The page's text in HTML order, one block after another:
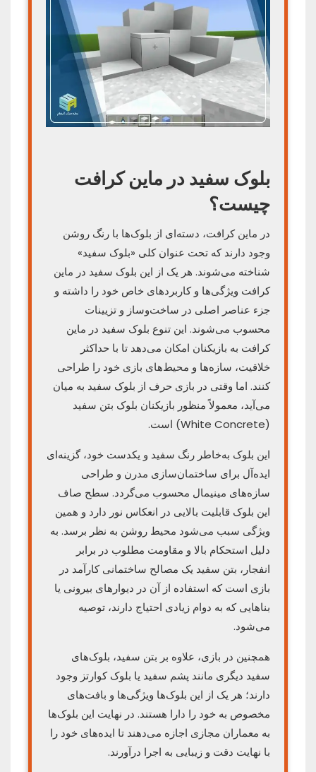
بلوک سفید در ماین کرافت
چیست؟
در ماین کرافت، دسته‌ای از بلوک‌ها با رنگ روشن
وجود دارند که تحت عنوان کلی «بلوک سفید»
شناخته می‌شوند. هر یک از این بلوک‌ سفید در ماین
کرافت ویژگی‌ها و کاربردهای خاص خود را داشته و
جزء عناصر اصلی در ساخت‌وساز و تزیینات
محسوب می‌شوند. این تنوع بلوک‌ سفید در ماین
کرافت به بازیکنان امکان می‌دهد تا با حداکثر
خلاقیت، سازه‌ها و محیط‌های بازی خود را طراحی
کنند. اما وقتی در بازی حرف از بلوک سفید به میان
می‌آید، معمولاً منظور بازیکنان بلوک بتن سفید
(White Concrete) است.
این بلوک به‌خاطر رنگ سفید و یکدست خود، گزینه‌ای
ایده‌آل برای ساختمان‌سازی مدرن و طراحی
سازه‌های مینیمال محسوب می‌گردد. سطح صاف
این بلوک قابلیت بالایی در انعکاس نور دارد و همین
ویژگی سبب می‌شود محیط روشن به نظر برسد. به
دلیل استحکام بالا و مقاومت مطلوب در برابر
انفجار، بتن سفید یک مصالح ساختمانی کارآمد در
بازی است که استفاده از آن در دیوارهای بیرونی یا
بناهایی که به دوام زیادی احتیاج دارند، توصیه
می‌شود.
همچنین در بازی، علاوه بر بتن سفید، بلوک‌های
سفید دیگری مانند پشم سفید یا بلوک کوارتز وجود
دارند؛ هر یک از این بلوک‌ها ویژگی‌ها و بافت‌های
مخصوص به خود را دارا هستند. در نهایت این بلوک‌ها
به معماران مجازی اجازه می‌دهند تا ایده‌های خود را
با نهایت دقت و زیبایی به اجرا درآورند.